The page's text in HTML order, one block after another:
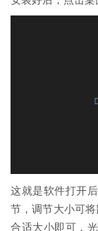
这就是软件打开
节，调节大小可
合适大小即可，